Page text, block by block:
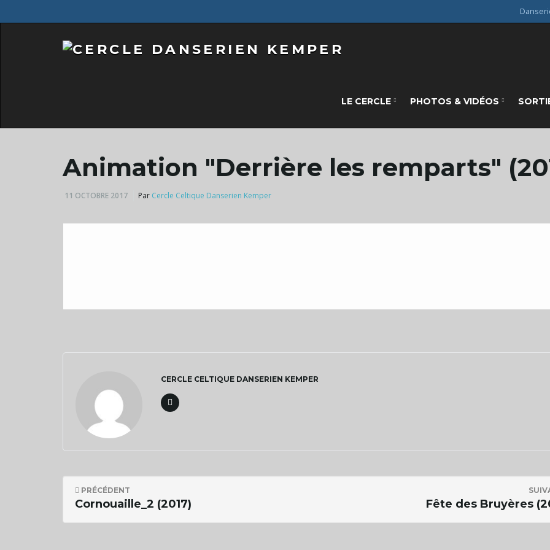
LE CERCLE PHOTOS & VIDÉOS
Animation "Derrière les remparts"
11 OCTOBRE 2017 Par Cercle Celtique Danserien Kemper
CERCLE CELTIQUE DANSERIEN KEMPER
PRÉCÉDENT
Cornouaille_2 (2017) Fête des Bruyères